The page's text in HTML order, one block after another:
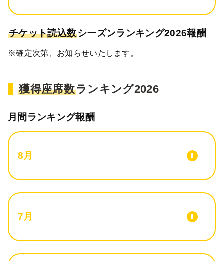
チケット読込数シーズンランキング2026報酬
※確定次第、お知らせいたします。
獲得座席数ランキング2026
月間ランキング報酬
8月
7月